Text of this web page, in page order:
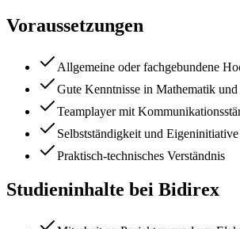
Voraussetzungen
Allgemeine oder fachgebundene
Gute Kenntnisse in Mathematik
Teamplayer mit
Selbstständigkeit und Eigeninitiative
Praktisch-technisches Verständnis
Studieninhalte bei Bidirex